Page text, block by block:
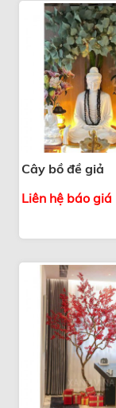
Cây bồ đề giả
Liên hệ báo giá